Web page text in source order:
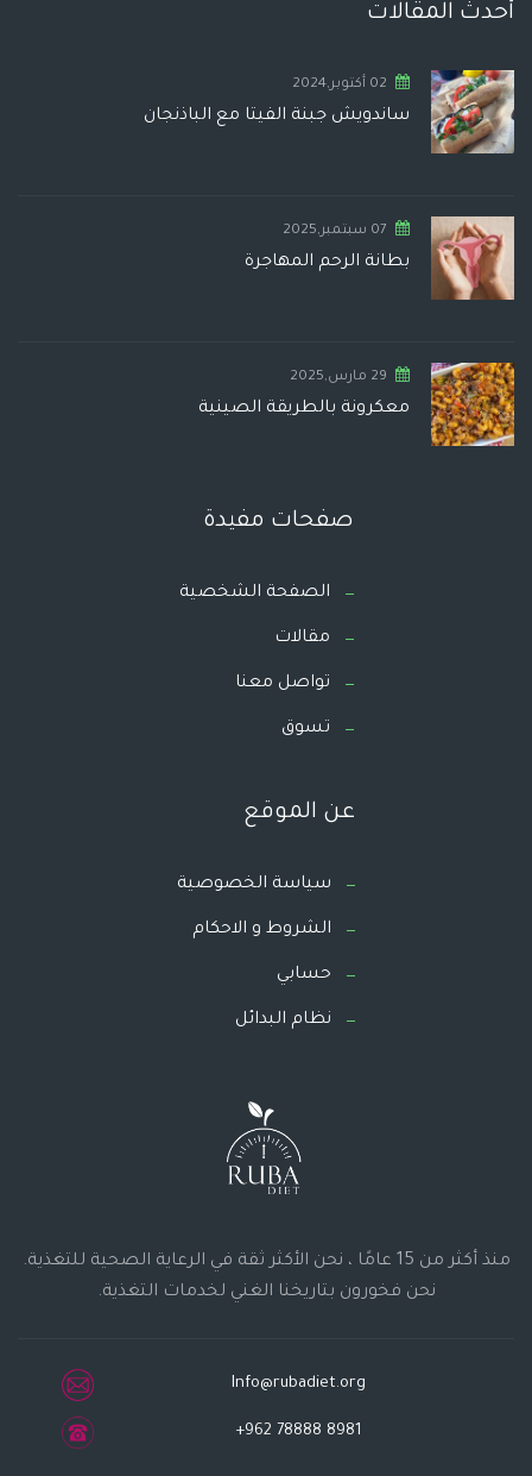
أحدث المقالات
02 أكتوبر,2024
ساندويش جبنة الفيتا مع الباذنجان
07 سبتمبر,2025
بطانة الرحم المهاجرة
29 مارس,2025
معكرونة بالطريقة الصينية
صفحات مفيدة
الصفحة الشخصية
مقالات
تواصل معنا
تسوق
عن الموقع
سياسة الخصوصية
الشروط و الاحكام
حسابي
نظام البدائل
منذ أكثر من 15 عامًا ، نحن الأكثر ثقة في الرعاية الصحية للتغذية.
نحن فخورون بتاريخنا الغني لخدمات التغذية.
Info@rubadiet.org
+962 78888 8981